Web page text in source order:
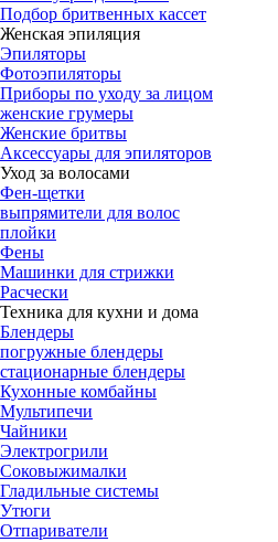
Подбор бритвенных кассет
Женская эпиляция
Эпиляторы
Фотоэпиляторы
Приборы по уходу за лицом
женские грумеры
Женские бритвы
Аксессуары для эпиляторов
Уход за волосами
Фен-щетки
выпрямители для волос
плойки
Фены
Машинки для стрижки
Расчески
Техника для кухни и дома
Блендеры
погружные блендеры
стационарные блендеры
Кухонные комбайны
Мультипечи
Чайники
Электрогрили
Соковыжималки
Гладильные системы
Утюги
Отпариватели